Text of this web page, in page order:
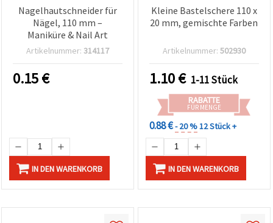
Nagelhautschneider für
Nägel, 110 mm –
Maniküre & Nail Art
Artikelnummer: 314117
0.15€
IN DEN WARENKORB
Kleine Bastelschere 110 x
20 mm, gemischte Farben
Artikelnummer: 502930
1.10€ 1-11 Stück
RABATTE
FÜR MENGE
0.88 €- 20 %12 Stück +
IN DEN WARENKORB